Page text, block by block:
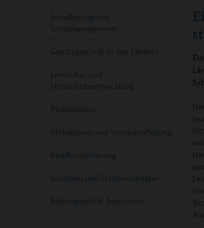
Schulleitung und
Schulmanagement
Ganztagsschule in den Ländern
Lernkultur und
Unterrichtsentwicklung
Partizipation
Mittagessen und Schulverpflegung
Berufsorientierung
Schulbau und Schularchitektur
Bildungspolitik: Interviews